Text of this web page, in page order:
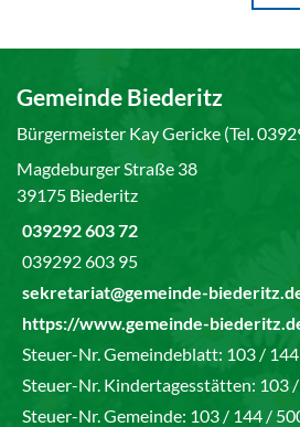
Gemeinde Biederitz
Bürgermeister Kay Gericke (Tel.
Magdeburger Straße 38
39175 Biederitz
039292 603 72
039292 603 95
sekretariat@gemeinde-
https://www.gemeinde-
Steuer-Nr. Gemeindeblatt: 103 /
Steuer-Nr. Kindertagesstätten: 103
Steuer-Nr. Gemeinde: 103 / 144 /